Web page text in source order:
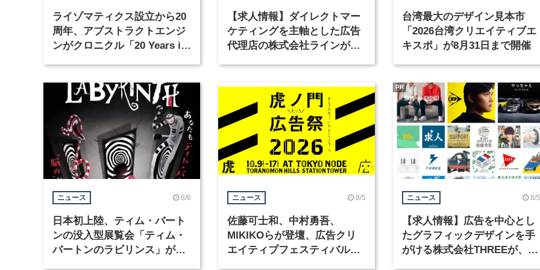
ライゾマティクス設立から20
周年、アブストラクトエンジ
ンがクロニクル「20 Years in
【求人情報】ダイレクトマー
ケティングを主軸とした広告
代理店の株式会社ラインが、
台湾最大のデザイン見本市
「2026台湾クリエイティブエ
キスポ」が8月31日まで開催
ニュース 8/6
日本初上陸、ティム・バート
ンの没入型展覧会「ティム・
バートンのラビリンス」が東
ニュース 8/5
佐藤可士和、中村勇吾、
MIKIKOらが登壇、広告クリ
エイティブフェスティバル
ニュース 8/5
【求人情報】広告を中心とし
たグラフィックデザインを手
がける株式会社THREEが、グ
PR